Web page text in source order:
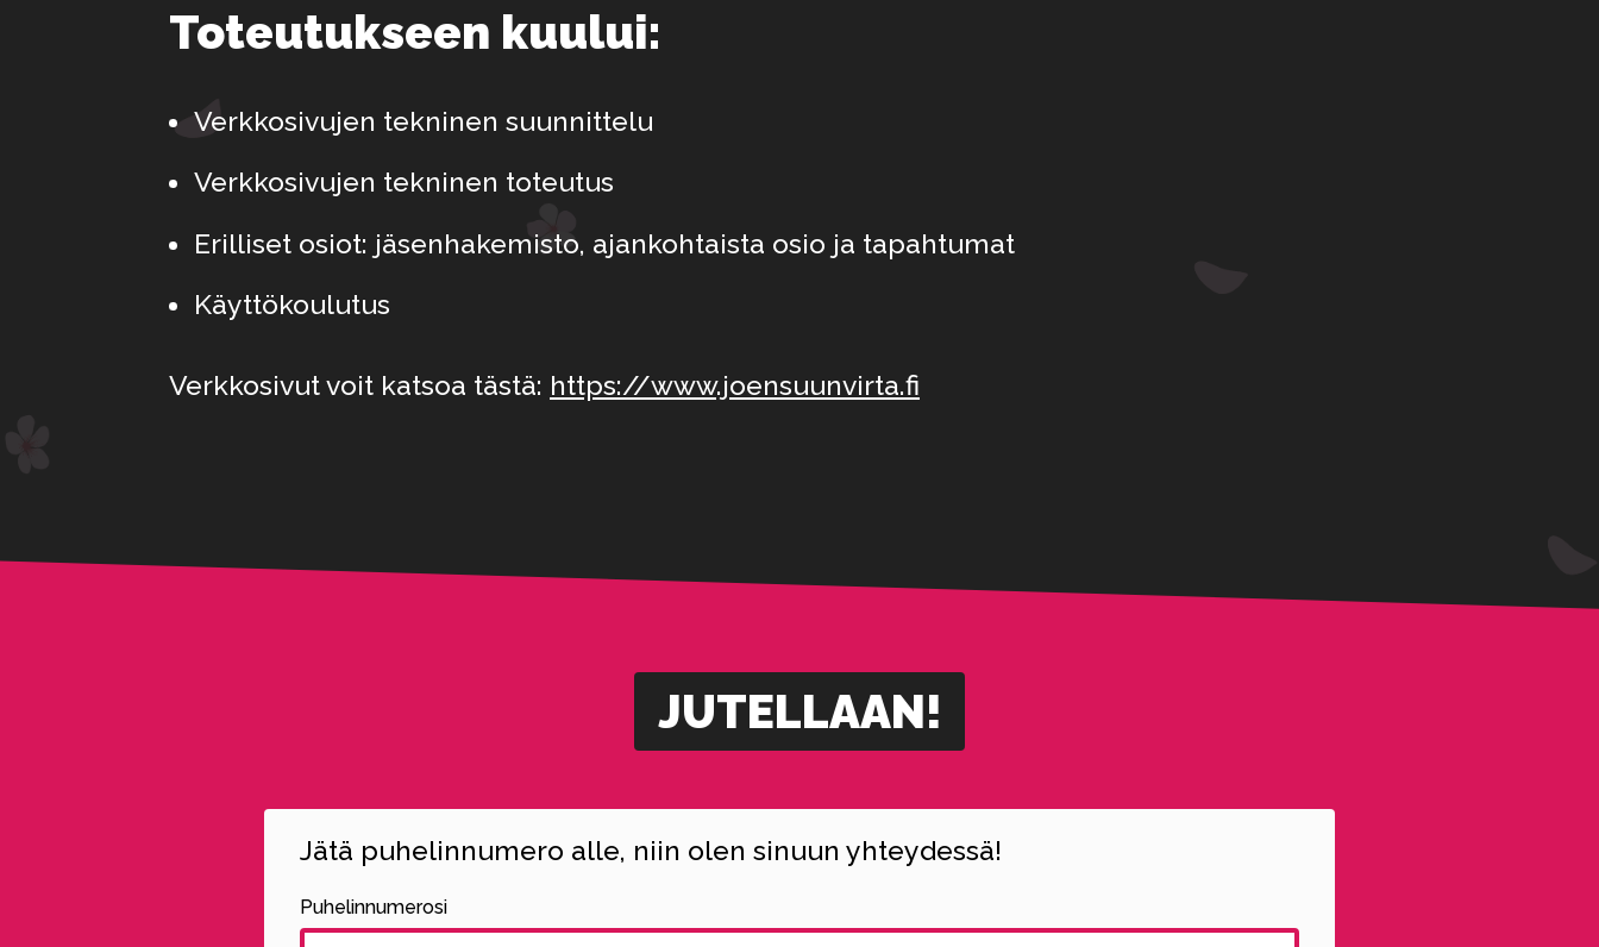
Toteutukseen kuului:
Verkkosivujen tekninen suunnittelu
Verkkosivujen tekninen toteutus
Erilliset osiot: jäsenhakemisto, ajankohtaista osio ja tapahtumat
Käyttökoulutus
Verkkosivut voit katsoa tästä: https://www.joensuunvirta.fi
JUTELLAAN!
Jätä puhelinnumero alle, niin olen sinuun yhteydessä!
Puhelinnumerosi